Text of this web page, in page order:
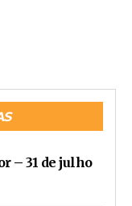
– 31 de julho